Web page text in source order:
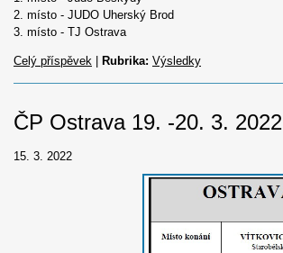
2. místo - JUDO Uherský Brod
3. místo - TJ Ostrava
Celý příspěvek Rubrika: Výsledky
ČP Ostrava 19. -20. 3. 2022
15. 3. 2022